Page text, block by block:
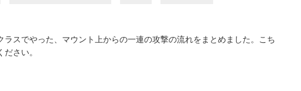
ラスでやった、マウント上からの一連の攻撃の流れをまとめました。こち
さい。